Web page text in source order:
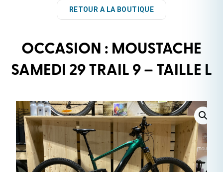
RETOUR A LA BOUTIQUE
OCCASION : MOUSTACHE
SAMEDI 29 TRAIL 9 – TAILLE L